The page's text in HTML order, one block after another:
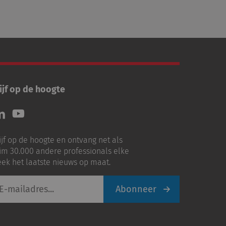
op de hoogte
Volg
ons
Youtube
op de hoogte en ontvang net als
30.000 andere professionals elke
het laatste nieuws op maat.
Abonneer